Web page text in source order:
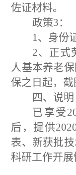
佐证材料。
政策3：
1 、 身份
2、正式
人基本养老
保之日起，截
四、说明
已享受
后，提供
表、 新获批
科研工作开展